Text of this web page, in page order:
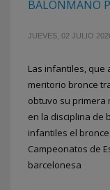
BALONMANO
JUEVES, 02 JULIO
Las infantiles, que
meritorio bronce
obtuvo su primera
en la disciplina de
infantiles el
Campeonatos de
barcelonesa